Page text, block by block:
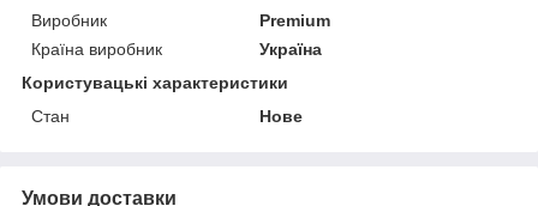
Виробник
Premium
Країна виробник
Україна
Користувацькі характеристики
Стан
Нове
Умови доставки